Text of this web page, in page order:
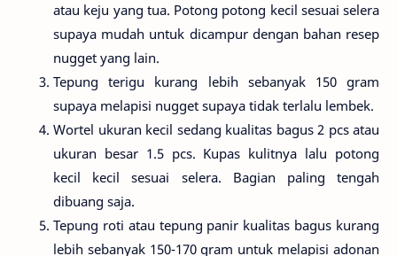
atau keju yang tua. Potong potong kecil sesuai selera
supaya mudah untuk dicampur dengan bahan resep
nugget yang lain.
Tepung terigu kurang lebih sebanyak 150 gram
supaya melapisi nugget supaya tidak terlalu lembek.
Wortel ukuran kecil sedang kualitas bagus 2 pcs atau
ukuran besar 1.5 pcs. Kupas kulitnya lalu potong
kecil kecil sesuai selera. Bagian paling tengah
dibuang saja.
Tepung roti atau tepung panir kualitas bagus kurang
lebih sebanyak 150-170 gram untuk melapisi adonan